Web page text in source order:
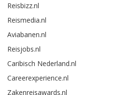
Reisbizz.nl
Reismedia.nl
Aviabanen.nl
Reisjobs.nl
Caribisch Nederland.nl
Careerexperience.nl
Zakenreisawards.nl